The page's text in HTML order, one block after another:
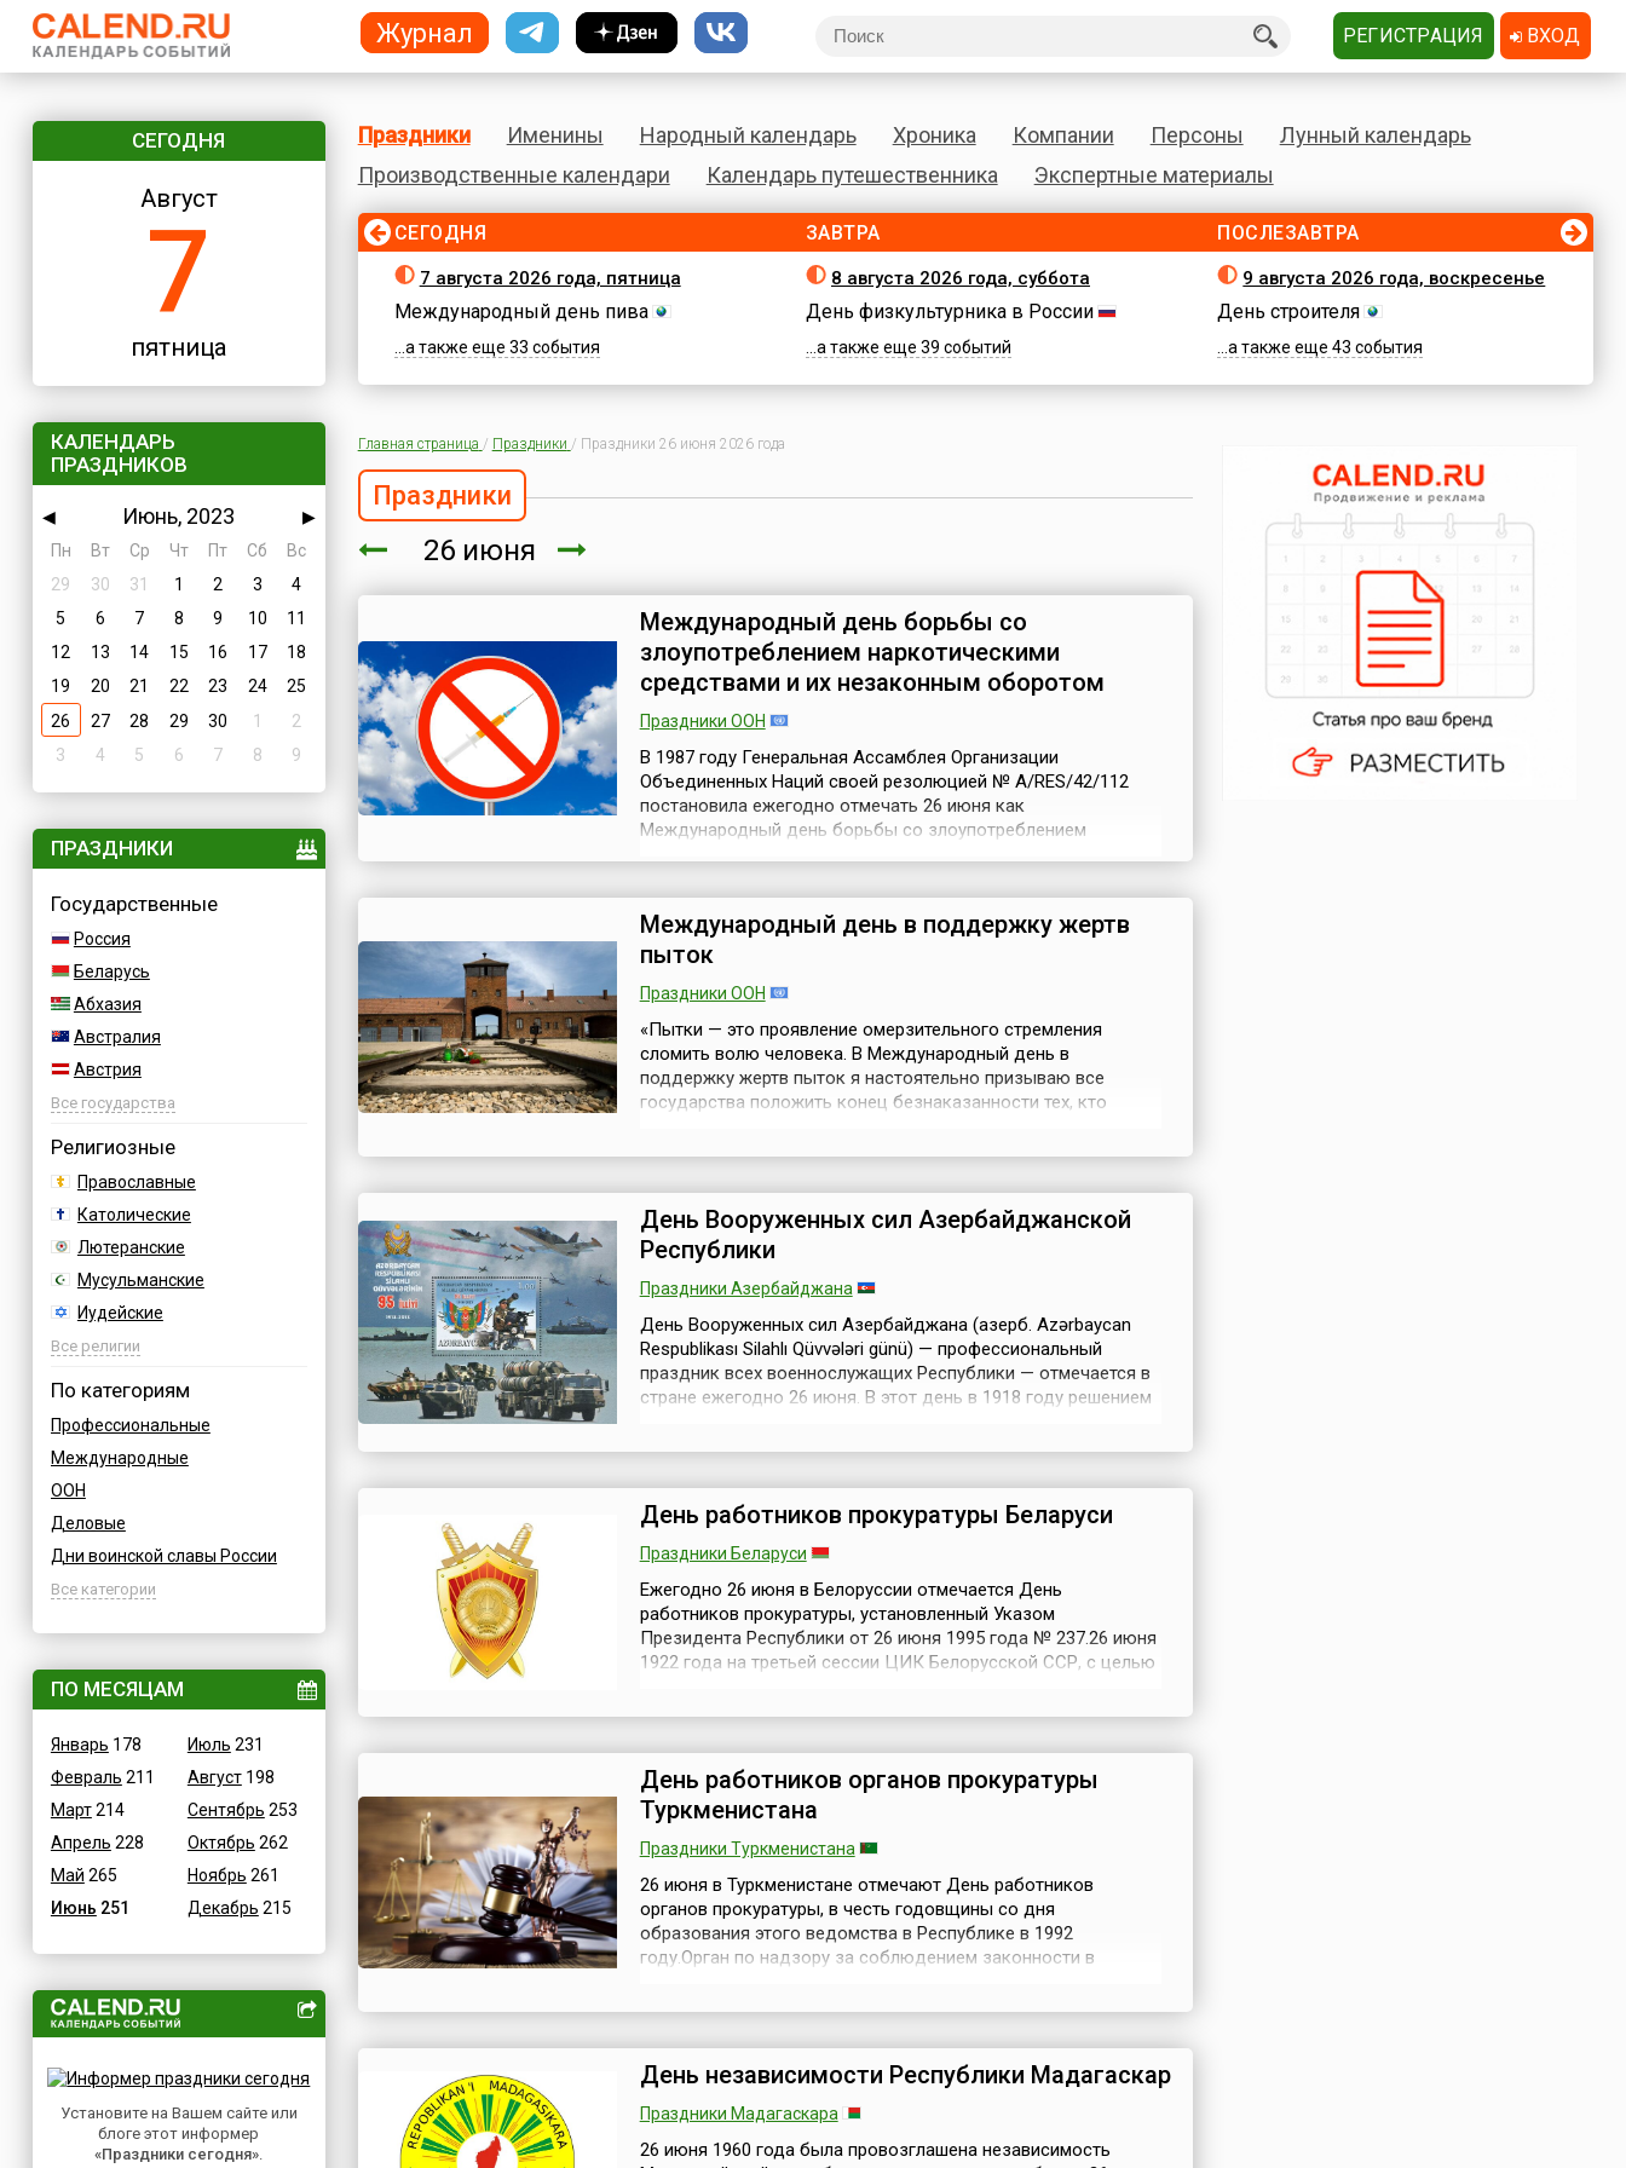
СЕГОДНЯ
Август
7
пятница
КАЛЕНДАРЬ
ПРАЗДНИКОВ
◀ Июнь, 2023
▶
Пн
Вт Ср Чт Пт Сб
Вс
29
30 31 1 2 3
4
5
6 7 8 9 10
11
12
13 14 15 16 17
18
19
20 21 22 23 24
25
26
27 28 29 30 1
2
3
4 5 6 7 8 9
ПРАЗДНИКИ
Государственные
Россия
Беларусь
Абхазия
Австралия
Австрия
Азербайджан
Босния
Бразилия
Великобритания
Венгрия
Вьетнам
Германия
Греция
Египет
Израиль
Индия
Иордания
Ирак
Иран
Ирландия
Исландия
Италия
Казахстан
Камерун
Канада
Все государства
Религиозные
Православные
Католические
Лютеранские
Мусульманские
Иудейские
Буддийские
Все религии
По категориям
Профессиональные
Международные
ООН
Деловые
Дни воинской славы России
Армейские
Водные
Детские
В честь икон
Дни памяти святых
Конституционные
Культурные
Масс-медийные
Независимые
Природные
Медицинские
Посты
Все категории
ПО МЕСЯЦАМ
Январь 178
Февраль 211
Март214
Апрель 228
Май 265
Июнь 251
Июль 231
Август198
Сентябрь 253
Октябрь 262
Ноябрь 261
Декабрь 215
Установите на Вашем сайте или
блоге этот информер
«Праздники сегодня».
Праздники Именины Народный календарь Хроника Компании Персоны
Лунный календарь
Производственные календари
Календарь путешественника Экспертные материалы
СЕГОДНЯ
7 августа 2026 года, пятница
Международный день пива
...а также еще 33 события
ЗАВТРА
8 августа 2026 года, суббота
День физкультурника в России
...а также еще 39 событий
ПОСЛЕЗАВТРА
9 августа 2026 года, воскресенье
День строителя
...а также еще 43 события
Главная страница / Праздники / Праздники 26 июня 2026 года
Праздники
26 июня
Международный день борьбы со
злоупотреблением наркотическими
средствами и их незаконным оборотом
Праздники ООН
В 1987 году Генеральная Ассамблея Организации
Объединенных Наций своей резолюцией № A/RES/42/112
постановила ежегодно отмечать 26 июня как
Международный день борьбы со злоупотреблением
или проще — Международный день борьбы с наркотиками, в
знак выражения своей решимости усиливат...
Международный день в поддержку жертв
пыток
Праздники ООН
«Пытки — это проявление омерзительного стремления
сломить волю человека. В Международный день в
поддержку жертв пыток я настоятельно призываю все
государства положить конец безнаказанности тех, кто
Антониу Гутерриша).В 1997 году, по рекомендац...
День Вооруженных сил Азербайджанской
Республики
Праздники Азербайджана
День Вооруженных сил Азербайджана (азерб. Azərbaycan
Respublikası Silahlı Qüvvələri günü) — профессиональный
праздник всех военнослужащих Республики — отмечается в
стране ежегодно 26 июня. В этот день в 1918 году решением
армейская часть — Отдельный азерба...
День работников прокуратуры Беларуси
Праздники Беларуси
Ежегодно 26 июня в Белоруссии отмечается День
работников прокуратуры, установленный Указом
Президента Республики от 26 июня 1995 года № 237.26 июня
1922 года на третьей сессии ЦИК Белорусской ССР, с целью
надзоре и учреждена Государственная прокуратур...
День работников органов прокуратуры
Туркменистана
Праздники Туркменистана
26 июня в Туркменистане отмечают День работников
органов прокуратуры, в честь годовщины со дня
образования этого ведомства в Республике в 1992
году.Орган по надзору за соблюдением законности в
прокуратурой Туркменистана выделяет борьбу со взято...
День независимости Республики Мадагаскар
Праздники Мадагаскара
26 июня 1960 года была провозглашена независимость
Журнал РЕГИСТРАЦИЯ ВХОД